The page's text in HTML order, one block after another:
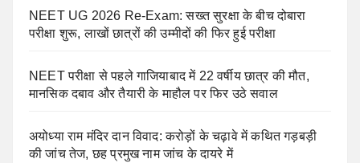
NEET UG 2026 Re-Exam: सख्त सुरक्षा के बीच दोबारा
परीक्षा शुरू, लाखों छात्रों की उम्मीदों की फिर हुई परीक्षा
NEET परीक्षा से पहले गाजियाबाद में 22 वर्षीय छात्र की मौत,
मानसिक दबाव और तैयारी के माहौल पर फिर उठे सवाल
अयोध्या राम मंदिर दान विवाद: करोड़ों के चढ़ावे में कथित गड़बड़ी
की जांच तेज, छह प्रमुख नाम जांच के दायरे में